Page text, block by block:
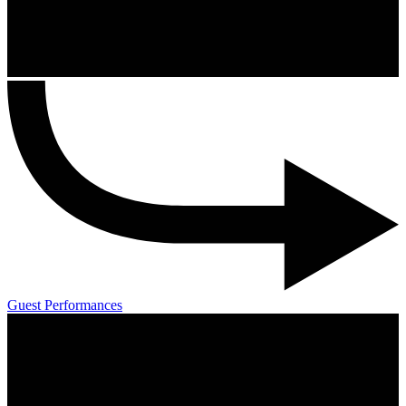
Guest Performances